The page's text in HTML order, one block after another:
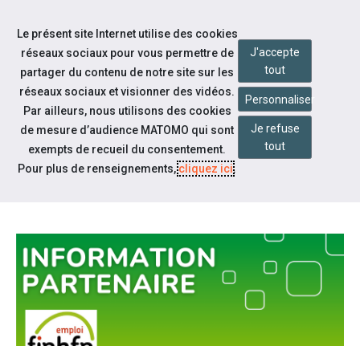
Aller au contenu
Notre actualité
PLAQUETTE FIPHFP : INTÉGRER
Le présent site Internet utilise des cookies
réseaux sociaux pour vous permettre de
partager du contenu de notre site sur les
réseaux sociaux et visionner des vidéos.
Par ailleurs, nous utilisons des cookies
de mesure d’audience MATOMO qui sont
exempts de recueil du consentement.
Pour plus de renseignements,cliquez ici.
J'accepte
tout
Personnaliser
Je refuse
tout